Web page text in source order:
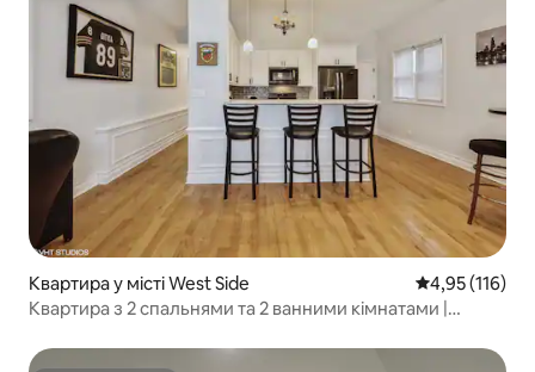
Квартира у місті West Side Середня
4,95 (116)
Квартира з 2 спальнями та 2 ванними кімнатами |
безкоштовним паркуванням